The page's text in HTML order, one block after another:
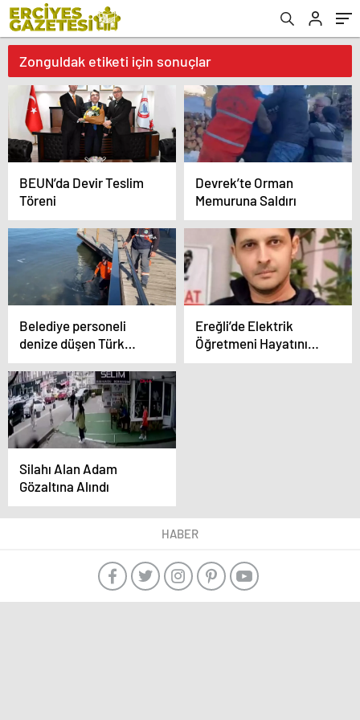
Zonguldak etiketi için sonuçlar
BEUN’da Devir Teslim
Töreni
Devrek’te Orman
Memuruna Saldırı
Belediye personeli
denize düşen Türk
bayrağı için buz gibi
suya girdi
Ereğli’de Elektrik
Öğretmeni Hayatını
Kaybetti
Silahı Alan Adam
Gözaltına Alındı
HABER